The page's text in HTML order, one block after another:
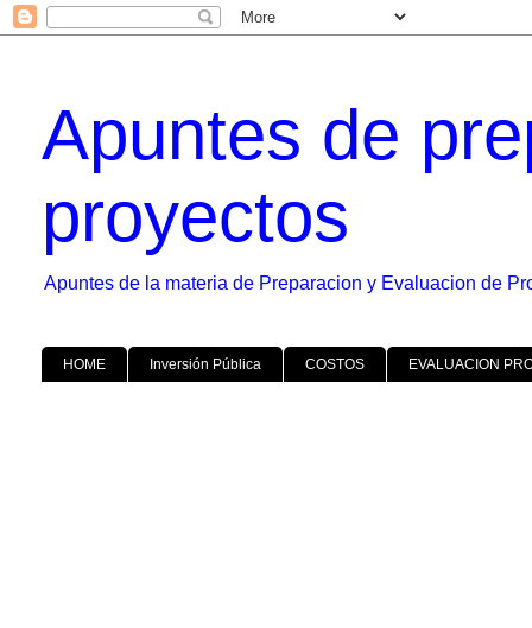
Apuntes de
proyectos
Apuntes de la materia de Preparacion y Evaluacion de
HOME Inversión Pública COSTOS EVALUACION